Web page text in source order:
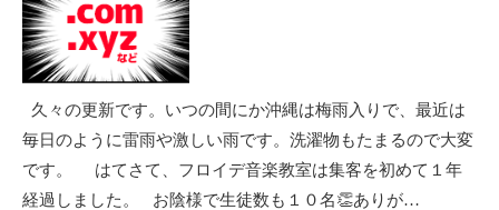
久々の更新です。いつの間にか沖縄は梅雨入りで、最近は
毎日のように雷雨や激しい雨です。洗濯物もたまるので大変
です。 はてさて、フロイデ音楽教室は集客を初めて１年
経過しました。 お陰様で生徒数も１０名👏ありが…